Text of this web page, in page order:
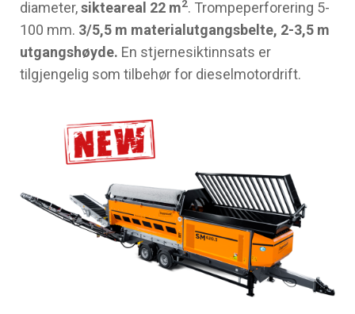
diameter,sikteareal 22 m2. Trompeperforering 5-
100 mm. 3/5,5 m materialutgangsbelte, 2-3,5 m
utgangshøyde. En stjernesiktinnsats er
tilgjengelig som tilbehør for dieselmotordrift.